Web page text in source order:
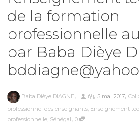
de la formation
professionnelle
par Baba Dièye
Baba Dièye DIAGNE, , 5 mai 2017,
professionnel des enseignants, Enseignement
professionnelle, Sénégal, 0